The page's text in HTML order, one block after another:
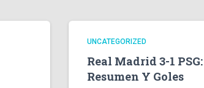
UNCATEGORIZED
Real Madrid 3-1
Resumen Y Goles